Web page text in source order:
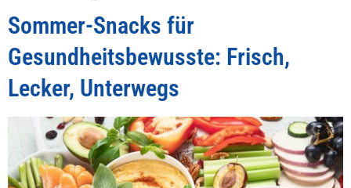
Sommer-Snacks für
Gesundheitsbewusste: Frisch,
Lecker, Unterwegs